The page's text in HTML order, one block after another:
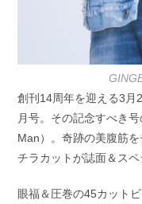
創刊14周年を迎える3月
月号。その記念すべき
Man）。奇跡の美腹筋
チラカットが誌面＆スペ
眼福＆圧巻の45カット